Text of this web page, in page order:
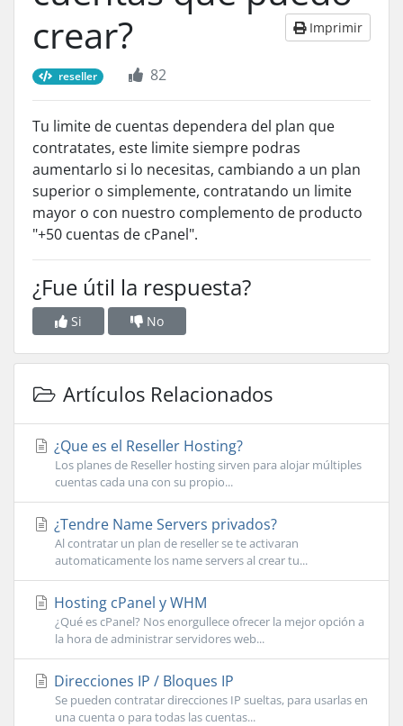
crear?
Imprimir
reseller 82
Tu limite de cuentas dependera del plan que
contratates, este limite siempre podras
aumentarlo si lo necesitas, cambiando a un plan
superior o simplemente, contratando un limite
mayor o con nuestro complemento de producto
"+50 cuentas de cPanel".
¿Fue útil la respuesta?
Si No
Artículos Relacionados
¿Que es el Reseller Hosting?
Los planes de Reseller hosting sirven para alojar múltiples
cuentas cada una con su propio...
¿Tendre Name Servers privados?
Al contratar un plan de reseller se te activaran
automaticamente los name servers al crear tu...
Hosting cPanel y WHM
¿Qué es cPanel? Nos enorgullece ofrecer la mejor opción a
la hora de administrar servidores web...
Direcciones IP / Bloques IP
Se pueden contratar direcciones IP sueltas, para usarlas en
una cuenta o para todas las cuentas...